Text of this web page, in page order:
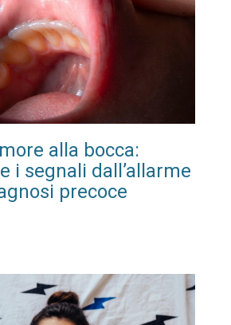
alla bocca:
i segnali dall’allarme
precoce